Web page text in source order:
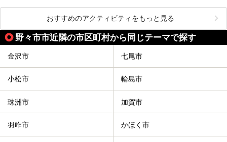
おすすめのアクティビティをもっと見る
野々市市近隣の市区町村から同じテーマで探す
金沢市 七尾市
小松市 輪島市
珠洲市 加賀市
羽咋市 かほく市